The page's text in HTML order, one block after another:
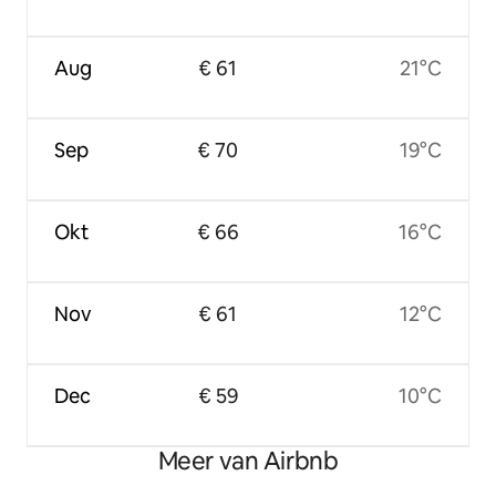
Aug
Sep
Okt
Nov
Dec
€ 61
€ 70
€ 66
€ 61
€ 59
21°C
19°C
16°C
12°C
10°C
Meer van Airbnb